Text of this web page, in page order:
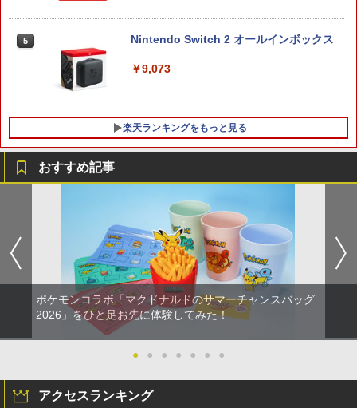
￥10,737
￥14,141
5
『映画 ラブライブ！蓮ノ空女学院スクー
y』Blu-ray（特装限定版）
5 Nintendo Switch 2 オールインボックス
￥9,073
楽天ランキングをもっと見る
【特典】BLUE REFLECTION Quartet:
少女たちのキセキ PS5版(【早期購入特
典】特別フォトフレーム「Quartet」)
￥6,342
【特典】真・三國無双2 with 猛将伝 Re
典】「赤兎鐙『真・三國無双2』レトロ
スタイル」DLC)
￥6,358
【中古】ファイナルファンタジーXII レ
ヴァナント・ウイング
￥596
【中古】PS2 ギャロップレーサー6 −R
evolution− PS2 the Best
マクロスプラス MOVIE EDITION【Blu-r
ay】 [ 山崎たくみ ]
￥4,070
Flow【Blu-ray】 [ ギンツ・ジルバロデ
ィス ]
￥4,316
おすすめ記事
ポケモンコラボ「マクドナルドのサマーチャンスバッグ
2026」をひと足お先に体験してみた！
● ● ● ● ● ● ●
アクセスランキング